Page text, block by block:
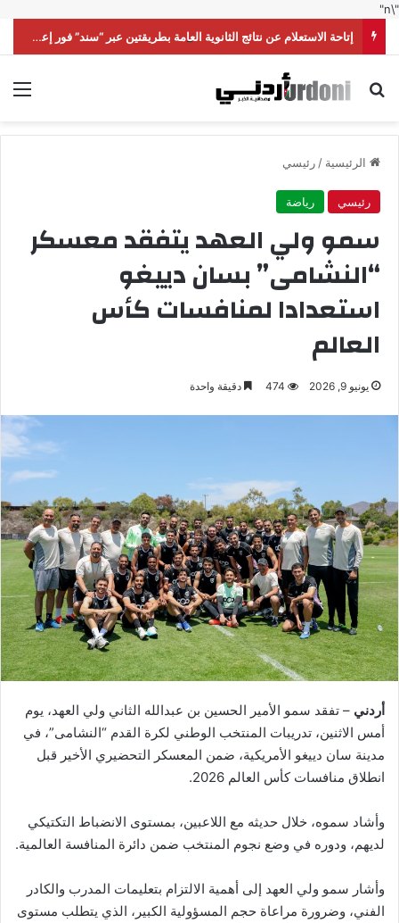
"\n"
إتاحة الاستعلام عن نتائج الثانوية العامة بطريقتين عبر “سند” فور إعلانها رسميا
بحث عن
الرئيسية /رئيسي
رئيسي رياضة
سمو ولي العهد يتفقد معسكر
“النشامى” بسان دييغو
استعدادا لمنافسات كأس
العالم
يونيو 9, 2026 474 دقيقة واحدة
أردني – تفقد سمو الأمير الحسين بن عبدالله الثاني ولي العهد، يوم
أمس الاثنين، تدريبات المنتخب الوطني لكرة القدم “النشامى”، في
مدينة سان دييغو الأمريكية، ضمن المعسكر التحضيري الأخير قبل
انطلاق منافسات كأس العالم 2026.
وأشاد سموه، خلال حديثه مع اللاعبين، بمستوى الانضباط التكتيكي
لديهم، ودوره في وضع نجوم المنتخب ضمن دائرة المنافسة العالمية.
وأشار سمو ولي العهد إلى أهمية الالتزام بتعليمات المدرب والكادر
الفني، وضرورة مراعاة حجم المسؤولية الكبير، الذي يتطلب مستوى